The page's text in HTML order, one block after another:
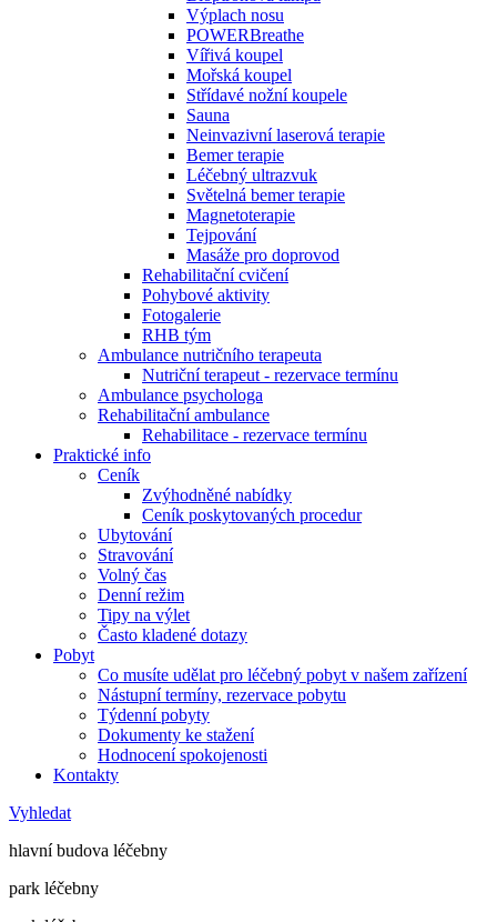
Výplach nosu
POWERBreathe
Vířivá koupel
Mořská koupel
Střídavé nožní koupele
Sauna
Neinvazivní laserová terapie
Bemer terapie
Léčebný ultrazvuk
Světelná bemer terapie
Magnetoterapie
Tejpování
Masáže pro doprovod
Rehabilitační cvičení
Pohybové aktivity
Fotogalerie
RHB tým
Ambulance nutričního terapeuta
Nutriční terapeut - rezervace termínu
Ambulance psychologa
Rehabilitační ambulance
Rehabilitace - rezervace termínu
Praktické info
Ceník
Zvýhodněné nabídky
Ceník poskytovaných procedur
Ubytování
Stravování
Volný čas
Denní režim
Tipy na výlet
Často kladené dotazy
Pobyt
Co musíte udělat pro léčebný pobyt v našem zařízení
Nástupní termíny, rezervace pobytu
Týdenní pobyty
Dokumenty ke stažení
Hodnocení spokojenosti
Kontakty
Vyhledat
hlavní budova léčebny
park léčebny